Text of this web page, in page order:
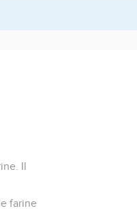
Il
farine